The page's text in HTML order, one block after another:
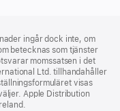
ingår dock inte, om
betecknas som tjänster
momssatsen i det
Ltd. tillhandahåller
visas
Apple Distribution